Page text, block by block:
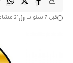
قبل 7 سنوات 21 مشاهدات